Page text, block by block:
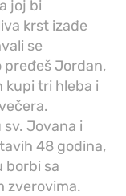
joj bi
krst izađe
se
pređeš Jordan,
kupi tri hleba i
Jovana i
48 godina,
borbi sa
zverovima.